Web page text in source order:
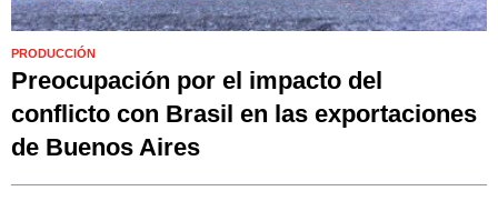
PRODUCCIÓN
Preocupación por el impacto del
conflicto con Brasil en las exportaciones
de Buenos Aires